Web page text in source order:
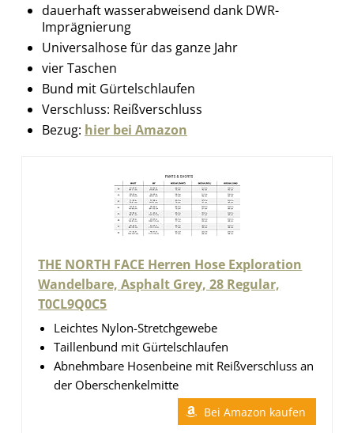
dauerhaft wasserabweisend dank DWR-
Imprägnierung
Universalhose für das ganze Jahr
vier Taschen
Bund mit Gürtelschlaufen
Verschluss: Reißverschluss
Bezug: hier bei Amazon
THE NORTH FACE Herren Hose Exploration
Wandelbare, Asphalt Grey, 28 Regular,
T0CL9Q0C5
Leichtes Nylon-Stretchgewebe
Taillenbund mit Gürtelschlaufen
Abnehmbare Hosenbeine mit Reißverschluss an
der Oberschenkelmitte
Bei Amazon kaufen